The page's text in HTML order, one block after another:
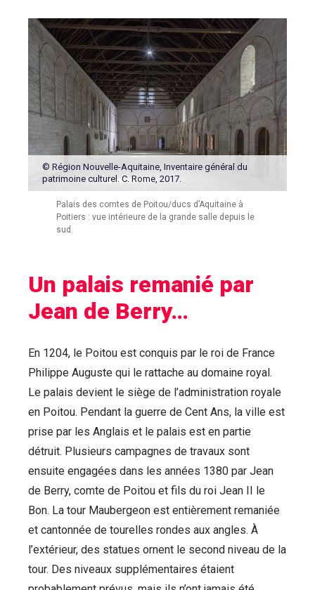
© Région Nouvelle-Aquitaine, Inventaire général du
patrimoine culturel. C. Rome, 2017.
Palais des comtes de Poitou/ducs d’Aquitaine à
Poitiers : vue intérieure de la grande salle depuis le
sud.
Un palais remanié par
Jean de Berry…
En 1204, le Poitou est conquis par le roi de France
Philippe Auguste qui le rattache au domaine royal.
Le palais devient le siège de l’administration royale
en Poitou. Pendant la guerre de Cent Ans, la ville est
prise par les Anglais et le palais est en partie
détruit. Plusieurs campagnes de travaux sont
ensuite engagées dans les années 1380 par Jean
de Berry, comte de Poitou et fils du roi Jean II le
Bon. La tour Maubergeon est entièrement remaniée
et cantonnée de tourelles rondes aux angles. À
l’extérieur, des statues ornent le second niveau de la
tour. Des niveaux supplémentaires étaient